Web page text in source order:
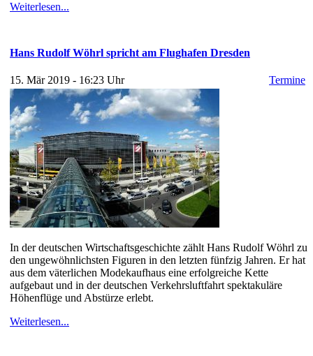
Weiterlesen...
Hans Rudolf Wöhrl spricht am Flughafen Dresden
15. Mär 2019 - 16:23 Uhr Termine
In der deutschen Wirtschaftsgeschichte zählt Hans Rudolf Wöhrl zu
den ungewöhnlichsten Figuren in den letzten fünfzig Jahren. Er hat
aus dem väterlichen Modekaufhaus eine erfolgreiche Kette
aufgebaut und in der deutschen Verkehrsluftfahrt spektakuläre
Höhenflüge und Abstürze erlebt.
Weiterlesen...